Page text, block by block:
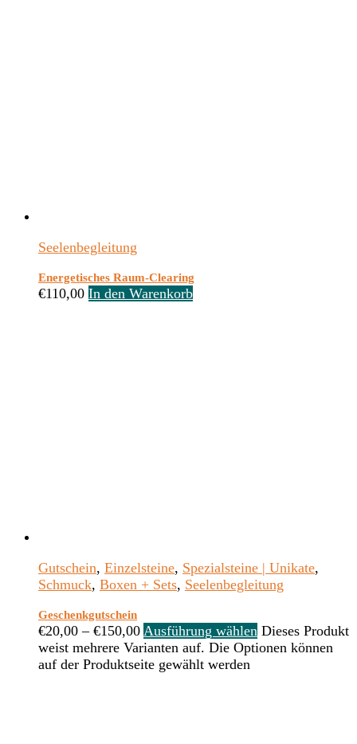
Seelenbegleitung
Energetisches Raum-Clearing
€110,00 In den Warenkorb
Gutschein, Einzelsteine, Spezialsteine | Unikate,
Schmuck, Boxen + Sets, Seelenbegleitung
Geschenkgutschein
€20,00 – €150,00 Ausführung wählen Dieses Produkt
weist mehrere Varianten auf. Die Optionen können
auf der Produktseite gewählt werden